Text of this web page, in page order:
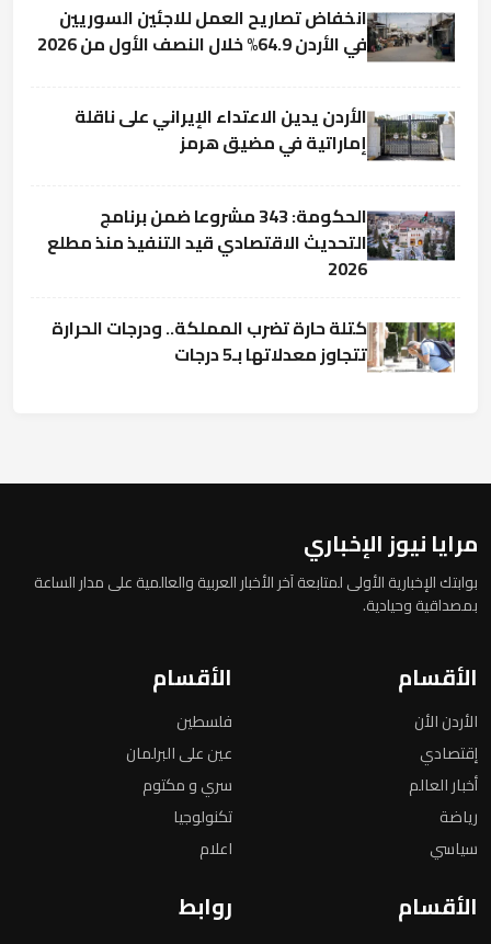
انخفاض تصاريح العمل للاجئين السوريين
في الأردن 64.9% خلال النصف الأول من 2026
الأردن يدين الاعتداء الإيراني على ناقلة
إماراتية في مضيق هرمز
الحكومة: 343 مشروعا ضمن برنامج
التحديث الاقتصادي قيد التنفيذ منذ مطلع
2026
كتلة حارة تضرب المملكة.. ودرجات الحرارة
تتجاوز معدلاتها بـ5 درجات
مرايا نيوز الإخباري
بوابتك الإخبارية الأولى لمتابعة آخر الأخبار العربية والعالمية على مدار الساعة
بمصداقية وحيادية.
الأقسام
الأردن الأن
إقتصادي
أخبار العالم
رياضة
سياسي
الأقسام
فلسطين
عين على البرلمان
سري و مكتوم
تكنولوجيا
اعلام
الأقسام روابط